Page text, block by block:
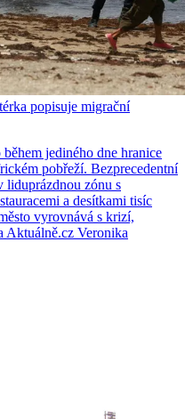
popisuje migrační
jediného dne hranice
pobřeží. Bezprecedentní
liduprázdnou zónu s
a desítkami tisíc
vyrovnává s krizí,
Aktuálně.cz Veronika